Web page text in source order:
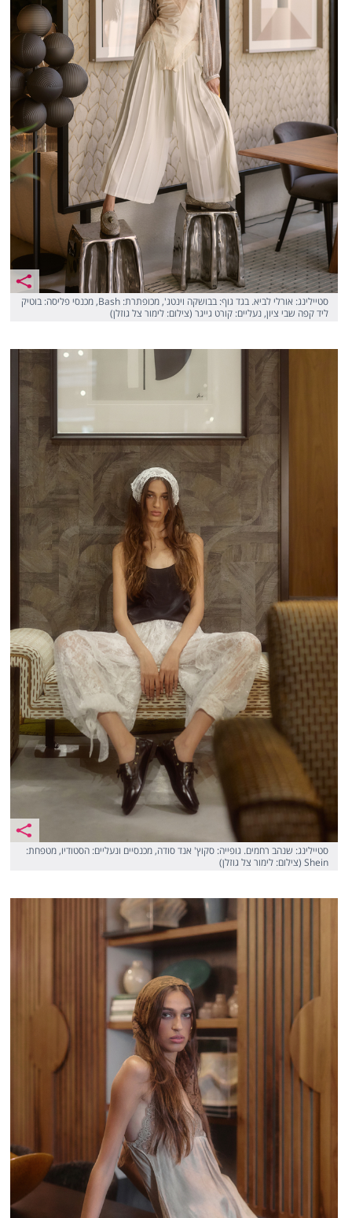
סטיילינג: אורלי לביא. בגד גוף: בבושקה וינטג', מכופתרת: Bash, מכנסי פליסה: בוטיק
ליד קפה שבי ציון, נעליים: קורט גייגר (צילום: לימור צל גוזלן)
סטיילינג: שנהב רחמים. גופייה: סקוץ' אנד סודה, מכנסיים ונעליים: הסטודיו, מטפחת:
Shein (צילום: לימור צל גוזלן)